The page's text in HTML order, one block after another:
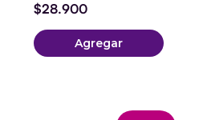
$28.900
Agregar